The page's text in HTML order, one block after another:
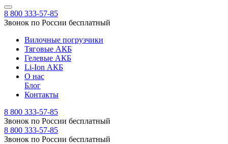
8 800 333-57-85
Звонок по России бесплатный
Вилочные погрузчики
Тяговые АКБ
Гелевые АКБ
Li-Ion АКБ
О нас
Блог
Контакты
8 800 333-57-85
Звонок по России бесплатный
8 800 333-57-85
Звонок по России бесплатный